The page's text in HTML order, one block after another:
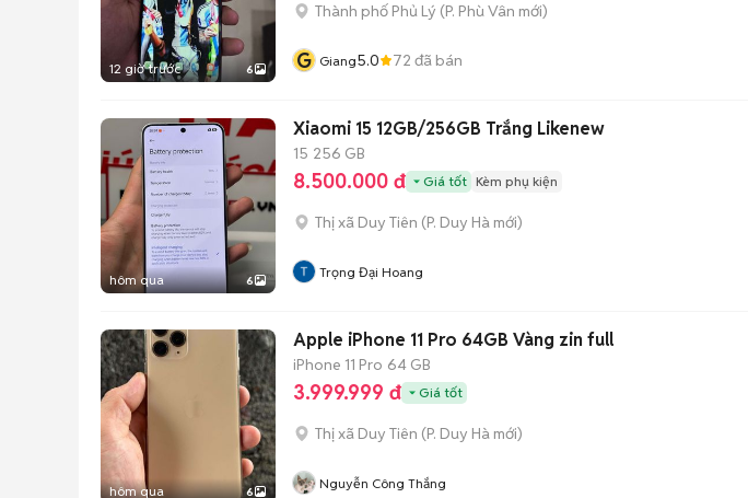
12 giờ trước 6
Thành phố Phủ Lý (P. Phù Vân mới)
G Giang5.0 72 đã bán
hôm qua 6
Xiaomi 15 12GB/256GB Trắng Likenew
15 256 GB
8.500.000 đ Giá tốt Kèm phụ kiện
Thị xã Duy Tiên (P. Duy Hà mới)
Trọng Đại Hoang
hôm qua 6
Apple iPhone 11 Pro 64GB Vàng zin full
iPhone 11 Pro 64 GB
3.999.999 đ Giá tốt
Thị xã Duy Tiên (P. Duy Hà mới)
Nguyễn Công Thắng